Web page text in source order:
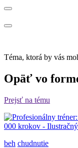
Téma, ktorá by vás
Opäť vo
Prejsť na tému
beh chudnutie